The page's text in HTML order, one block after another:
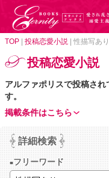
TOP 投稿恋愛小説 性描写あ
投稿恋愛小説
アルファポリスで投稿さ
す。
掲載条件はこちら
詳細検索
フリーワード